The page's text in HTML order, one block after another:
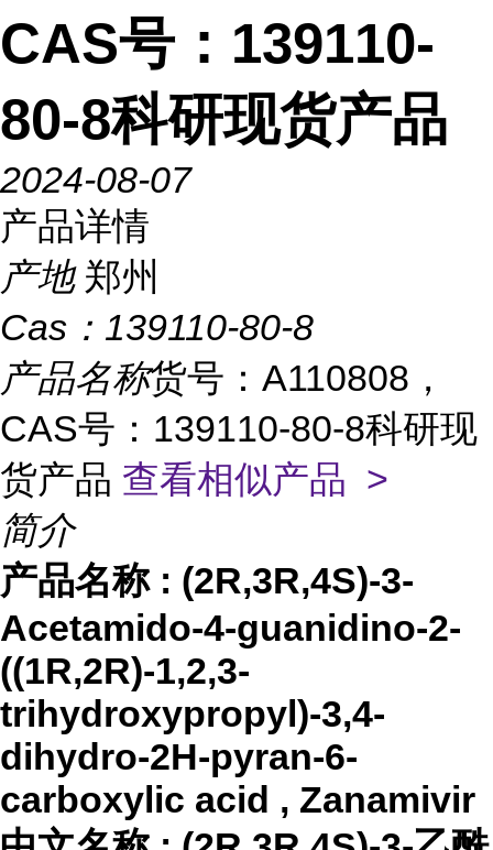
CAS号：139110-
80-8科研现货产品
2024-08-07
产品详情
产地 郑州
Cas： 139110-80-8
产品名称货号：A110808，
CAS号：139110-80-8科研现
货产品 查看相似产品 >
简介
产品名称 : (2R,3R,4S)-3-
Acetamido-4-guanidino-2-
((1R,2R)-1,2,3-
trihydroxypropyl)-3,4-
dihydro-2H-pyran-6-
carboxylic acid , Zanamivir